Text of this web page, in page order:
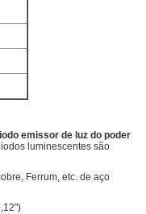
emissor de luz do poder
luminescentes são
Ferrum, etc. de aço